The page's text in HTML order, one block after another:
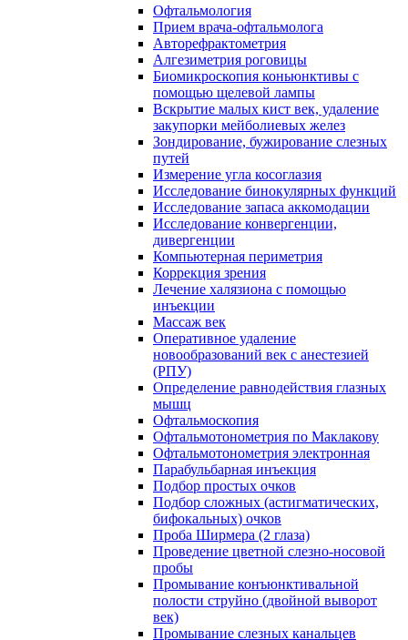
Офтальмология
Прием врача-офтальмолога
Авторефрактометрия
Алгезиметрия роговицы
Биомикроскопия коньюнктивы с
помощью щелевой лампы
Вскрытие малых кист век, удаление
закупорки мейболиевых желез
Зондирование, бужирование слезных
путей
Измерение угла косоглазия
Исследование бинокулярных функций
Исследование запаса аккомодации
Исследование конвергенции,
дивергенции
Компьютерная периметрия
Коррекция зрения
Лечение халязиона с помощью
инъекции
Массаж век
Оперативное удаление
новообразований век с анестезией
(РПУ)
Определение равнодействия глазных
мышц
Офтальмоскопия
Офтальмотонометрия по Маклакову
Офтальмотонометрия электронная
Парабульбарная инъекция
Подбор простых очков
Подбор сложных (астигматических,
бифокальных) очков
Проба Ширмера (2 глаза)
Проведение цветной слезно-носовой
пробы
Промывание конъюнктивальной
полости струйно (двойной выворот
век)
Промывание слезных канальцев